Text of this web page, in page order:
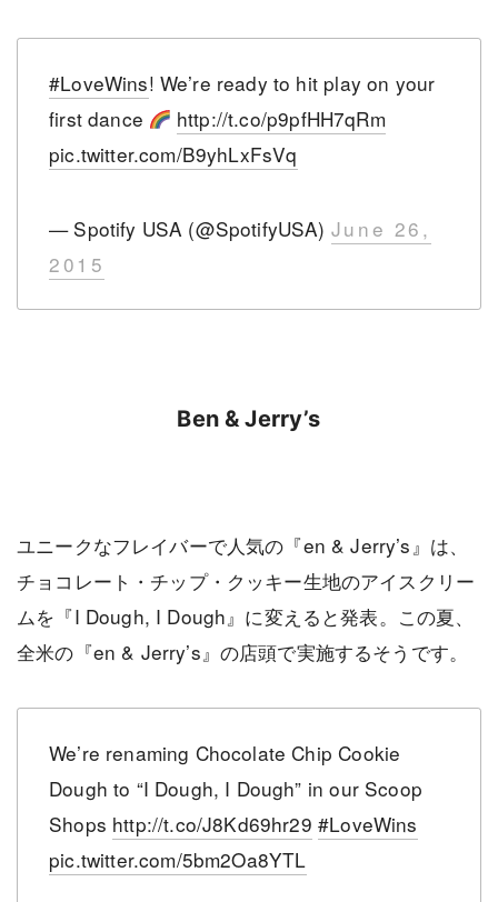
#LoveWins! We’re ready to hit play on your
first dance
http://t.co/p9pfHH7qRm
pic.twitter.com/B9yhLxFsVq
— Spotify USA (@SpotifyUSA) June 26,
2015
Ben & Jerry’s
ユニークなフレイバーで人気の『en & Jerry’s』は、
チョコレート・チップ・クッキー生地のアイスクリー
ムを『I Dough, I Dough』に変えると発表。この夏、
全米の『en & Jerry’s』の店頭で実施するそうです。
We’re renaming Chocolate Chip Cookie
Dough to “I Dough, I Dough” in our Scoop
Shops http://t.co/J8Kd69hr29 #LoveWins
pic.twitter.com/5bm2Oa8YTL